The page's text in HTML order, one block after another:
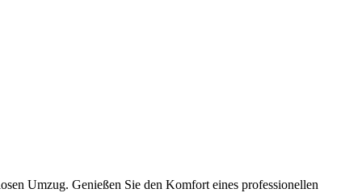
Umzug. Genießen Sie den Komfort eines professionellen